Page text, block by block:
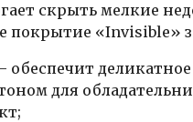
скрыть мелкие
«Invisible»
для